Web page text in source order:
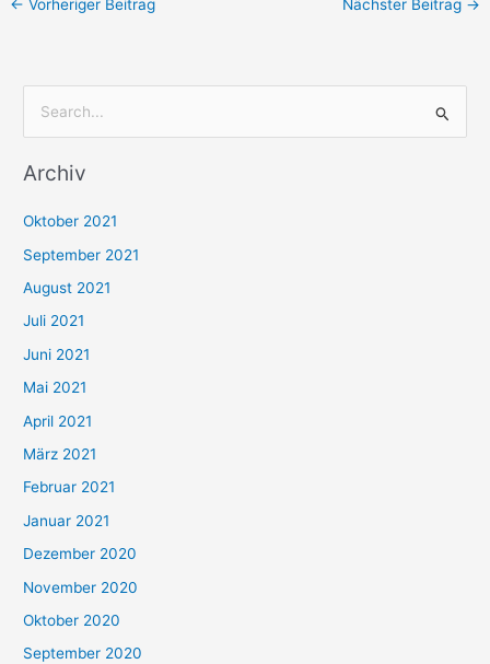
← Vorheriger Beitrag Nächster Beitrag →
c
n
n
a
c
h
:
Archiv
Oktober 2021
September 2021
August 2021
Juli 2021
Juni 2021
Mai 2021
April 2021
März 2021
Februar 2021
Januar 2021
Dezember 2020
November 2020
Oktober 2020
September 2020